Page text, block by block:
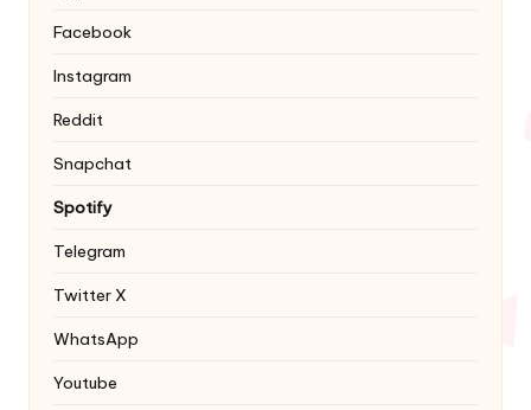
Facebook
Instagram
Reddit
Snapchat
Spotify
Telegram
Twitter X
WhatsApp
Youtube